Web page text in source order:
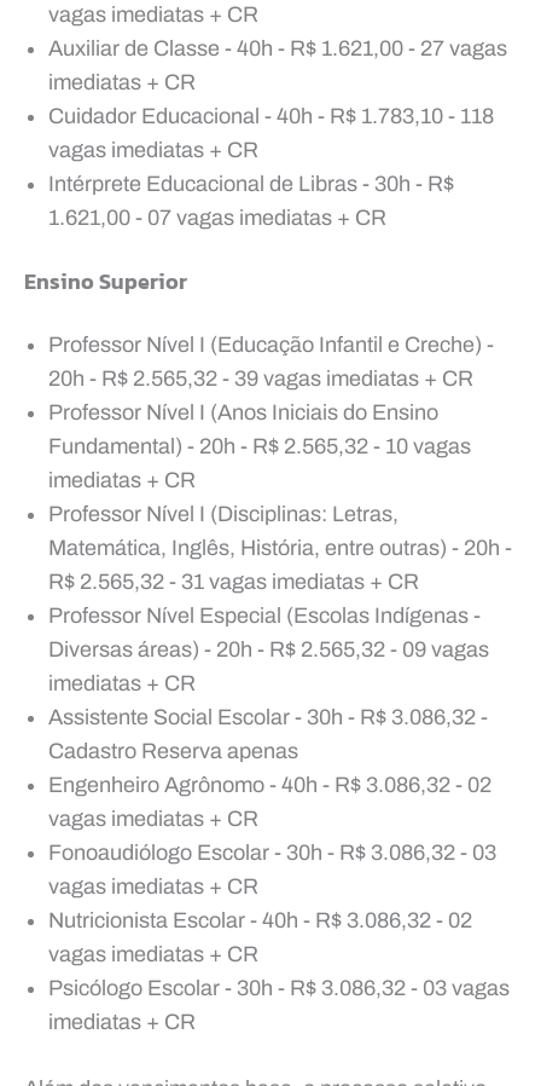
vagas imediatas + CR
Auxiliar de Classe - 40h - R$ 1.621,00 - 27 vagas
imediatas + CR
Cuidador Educacional - 40h - R$ 1.783,10 - 118
vagas imediatas + CR
Intérprete Educacional de Libras - 30h - R$
1.621,00 - 07 vagas imediatas + CR
Ensino Superior
Professor Nível I (Educação Infantil e Creche) -
20h - R$ 2.565,32 - 39 vagas imediatas + CR
Professor Nível I (Anos Iniciais do Ensino
Fundamental) - 20h - R$ 2.565,32 - 10 vagas
imediatas + CR
Professor Nível I (Disciplinas: Letras,
Matemática, Inglês, História, entre outras) - 20h -
R$ 2.565,32 - 31 vagas imediatas + CR
Professor Nível Especial (Escolas Indígenas -
Diversas áreas) - 20h - R$ 2.565,32 - 09 vagas
imediatas + CR
Assistente Social Escolar - 30h - R$ 3.086,32 -
Cadastro Reserva apenas
Engenheiro Agrônomo - 40h - R$ 3.086,32 - 02
vagas imediatas + CR
Fonoaudiólogo Escolar - 30h - R$ 3.086,32 - 03
vagas imediatas + CR
Nutricionista Escolar - 40h - R$ 3.086,32 - 02
vagas imediatas + CR
Psicólogo Escolar - 30h - R$ 3.086,32 - 03 vagas
imediatas + CR